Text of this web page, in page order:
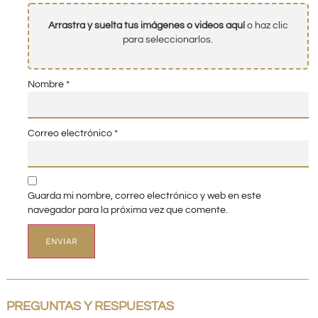
Arrastra y suelta tus imágenes o videos aquío haz clic
para seleccionarlos.
Nombre *
Correo electrónico *
Guarda mi nombre, correo electrónico y web en este
navegador para la próxima vez que comente.
PREGUNTAS Y RESPUESTAS